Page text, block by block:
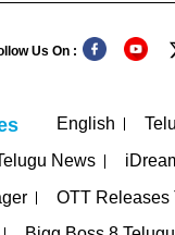
Us On :
English
News
OTT Releases